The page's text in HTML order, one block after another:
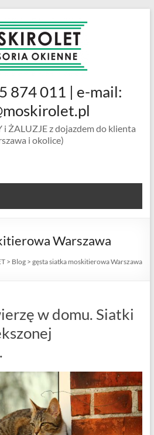
874 011 | e-mail:
i ŻALUZJE z dojazdem do klienta
i okolice)
Warszawa
> Blog >gęsta siatka moskitierowa Warszawa
w domu. Siatki